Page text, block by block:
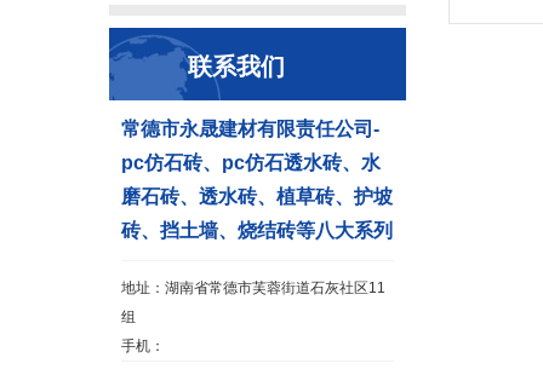
联系我们
常德市永晟建材有限责任公司-
pc仿石砖、pc仿石透水砖、水
磨石砖、透水砖、植草砖、护坡
砖、挡土墙、烧结砖等八大系列
地址：湖南省常德市芙蓉街道石灰社区11
组
手机：